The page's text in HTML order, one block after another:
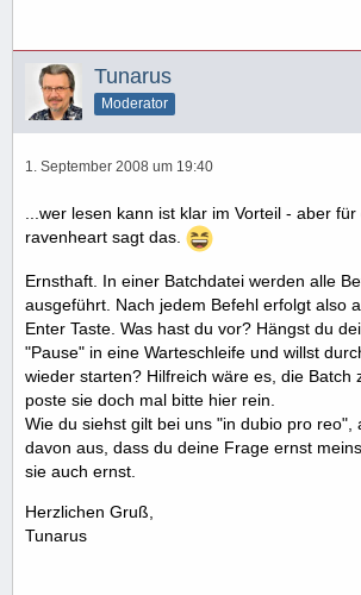
Tunarus
Moderator
1. September 2008 um 19:40
...wer lesen kann ist klar im Vorteil - aber
ravenheart sagt das.
Ernsthaft. In einer Batchdatei werden alle
ausgeführt. Nach jedem Befehl erfolgt also
Enter Taste. Was hast du vor? Hängst du
"Pause" in eine Warteschleife und willst
wieder starten? Hilfreich wäre es, die Batch
poste sie doch mal bitte hier rein.
Wie du siehst gilt bei uns "in dubio pro reo",
davon aus, dass du deine Frage ernst
sie auch ernst.
Herzlichen Gruß,
Tunarus